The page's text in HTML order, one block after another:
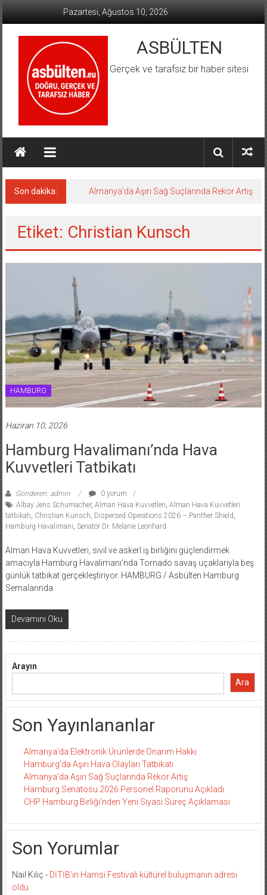
Pazartesi, Ağustos 10, 2026
ASBÜLTEN
Gerçek ve tarafsız bir haber sitesi
Son dakika: Almanya’da Aşırı Sağ Suçlarında Rekor Artış
Etiket: Christian Kunsch
HAMBURG
Haziran 10, 2026
Hamburg Havalimanı’nda Hava
Kuvvetleri Tatbikatı
Gönderen: admin
0 yorum
Albay Jens Schumacher, Alman Hava Kuvvetleri Alman Hava Kuvvetleri
tatbikatı Christian Kunsch Dispersed Operations 2026 – Panther Shield
Hamburg Havalimanı Senatör Dr. Melanie Leonhard
Alman Hava Kuvvetleri, sivil ve askerî iş birliğini güçlendirmek
amacıyla Hamburg Havalimanı’nda Tornado savaş uçaklarıyla beş
günlük tatbikat gerçekleştiriyor. HAMBURG / Asbülten Hamburg
Semalarında
Devamını Oku
Arayın
Ara
Son Yayınlananlar
Almanya’da Elektronik Ürünlerde Onarım Hakkı
Hamburg’da Aşırı Hava Olayları Tatbikatı
Almanya’da Aşırı Sağ Suçlarında Rekor Artış
Hamburg Senatosu 2026 Personel Raporunu Açıkladı
CHP Hamburg Birliği’nden Yeni Siyasi Süreç Açıklaması
Son Yorumlar
Nail Kılıç - DİTİB’in Hamsi Festivali kültürel buluşmanın adresi
oldu